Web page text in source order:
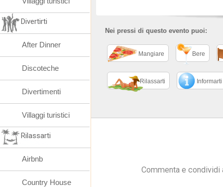
Nei pressi di questo evento puoi:
Mangiare Bere
Rilassarti Informarti
Commenta e
Divertirti
After Dinner
Discoteche
Divertimenti
Villaggi turistici
Rilassarti
Airbnb
Country House